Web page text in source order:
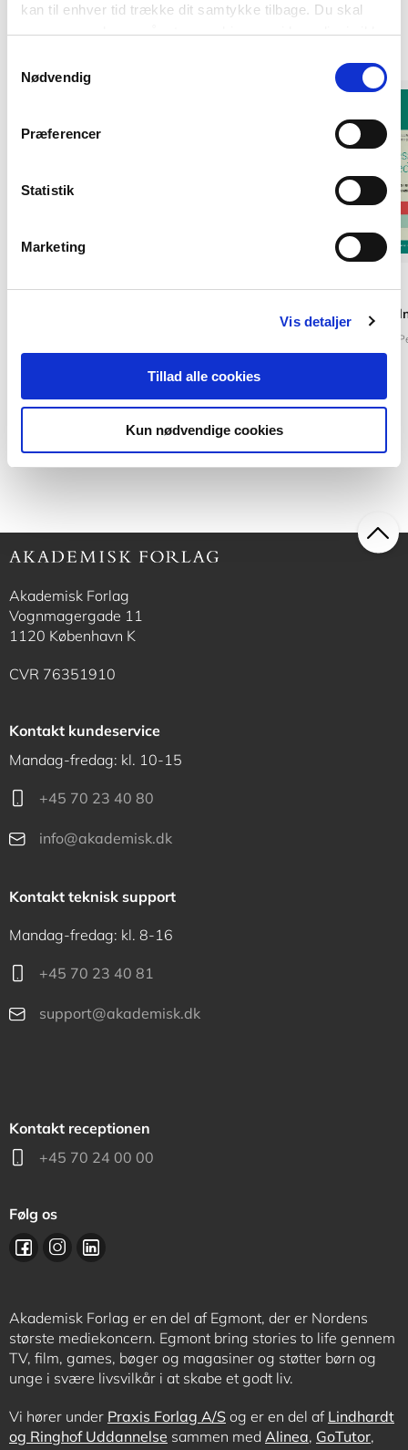
kan til enhver tid trække dit samtykke tilbage. Du skal
være opmærksom på, at vores hjemmeside muligvis ikke
tilbagetrækker et samtykke.
Nødvendig
Præferencer
Statistik
Marketing
Vis detaljer
Tillad alle cookies
Kun nødvendige cookies
Andre har også købt
Fra
Professionel
Inger-Lise Vanja Lund
Fra
Akademisk Forlag
Vognmagergade 11
1120 København K
CVR 76351910
Kontakt kundeservice
Mandag-fredag: kl. 10-15
+45 70 23 40 80
info@akademisk.dk
Kontakt teknisk support
Mandag-fredag: kl. 8-16
+45 70 23 40 81
support@akademisk.dk
Kontakt receptionen
+45 70 24 00 00
Følg os
Akademisk Forlag er en del af Egmont, der er Nordens
største mediekoncern. Egmont bring stories to life gennem
TV, film, games, bøger og magasiner og støtter børn og
unge i svære livsvilkår i at skabe et godt liv.
Vi hører under Praxis Forlag A/S og er en del af Lindhardt
og Ringhof Uddannelse sammen med Alinea, GoTutor,